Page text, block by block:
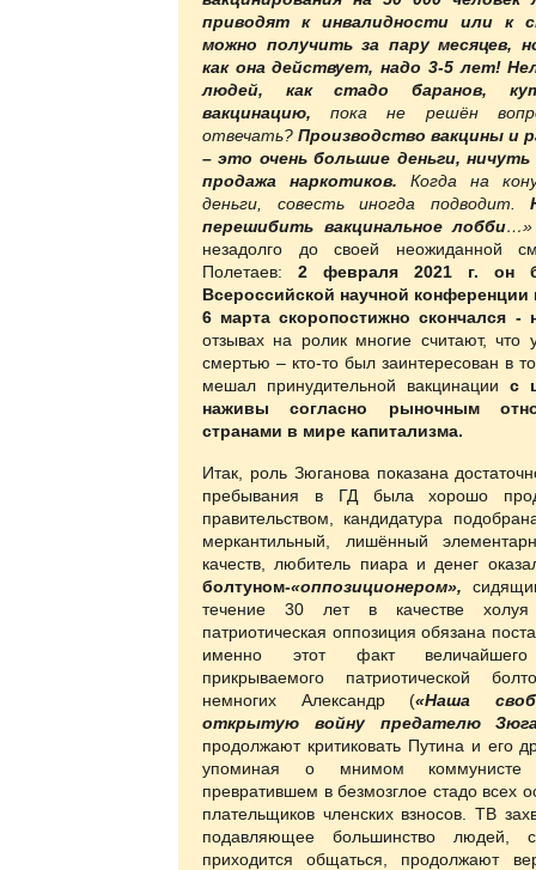
приводят к инвалидности или к
можно получить за пару месяцев,
как она действует, надо 3-5 лет!
людей, как стадо баранов,
вакцинацию,пока не решён
отвечать? Производство вакцины и
– это очень большие деньги,
продажа наркотиков. Когда на
деньги, совесть иногда подводит.
перешибить вакцинальное лобби…»
незадолго до своей неожиданной
Полетаев: 2 февраля 2021 г. он
Всероссийской научной конференции
6 марта скоропостижно скончался
отзывах на ролик многие считают,
смертью – кто-то был заинтересован в
мешал принудительной вакцинации с
наживы согласно рыночным
странами в мире капитализма.
Итак, роль Зюганова показана
пребывания в ГД была хорошо
правительством, кандидатура
меркантильный, лишённый
качеств, любитель пиара и денег
болтуном-«оппозиционером»,
течение 30 лет в качестве
патриотическая оппозиция обязана
именно этот факт величайшего
прикрываемого патриотической
немногих Александр («Наша
открытую войну предателю
продолжают критиковать Путина и его
упоминая о мнимом коммунисте
превратившем в безмозглое стадо всех
плательщиков членских взносов. ТВ
подавляющее большинство людей,
приходится общаться, продолжают